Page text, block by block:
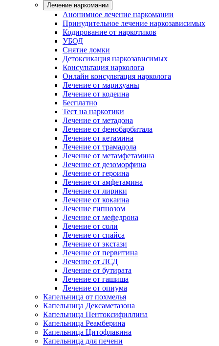
Лечение наркомании
Анонимное лечение наркомании
Принудительное лечение наркозависимых
Кодирование от наркотиков
УБОД
Снятие ломки
Детоксикация наркозависимых
Консультация нарколога
Онлайн консультация нарколога
Лечение от марихуаны
Лечение от кодеина
Бесплатно
Тест на наркотики
Лечение от метадона
Лечение от фенобарбитала
Лечение от кетамина
Лечение от трамадола
Лечение от метамфетамина
Лечение от дезоморфина
Лечение от героина
Лечение от амфетамина
Лечение от лирики
Лечение от кокаина
Лечение гипнозом
Лечение от мефедрона
Лечение от соли
Лечение от спайса
Лечение от экстази
Лечение от первитина
Лечение от ЛСД
Лечение от бутирата
Лечение от гашиша
Лечение от опиума
Капельница от похмелья
Капельница Дексаметазона
Капельница Пентоксифиллина
Капельница Реамберина
Капельница Цитофлавина
Капельница для печени